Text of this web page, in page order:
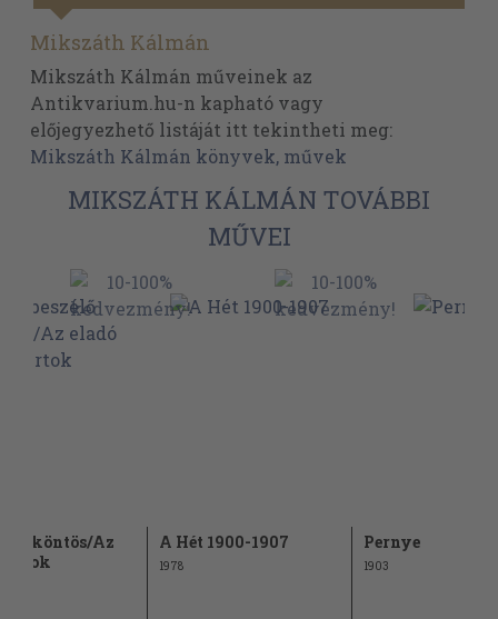
Mikszáth Kálmán
Mikszáth Kálmán műveinek az
Antikvarium.hu-n kapható vagy
előjegyezhető listáját itt tekintheti meg:
Mikszáth Kálmán könyvek, művek
MIKSZÁTH KÁLMÁN TOVÁBBI
MŰVEI
köntös/Az
birtok
A Hét 1900-1907
1978
Pernye
1903